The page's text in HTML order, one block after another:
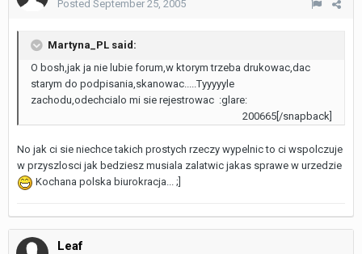
Posted September 25, 2005
Martyna_PL said:
O bosh,jak ja nie lubie forum,w ktorym trzeba drukowac,dac
starym do podpisania,skanowac.....Tyyyyyle
zachodu,odechcialo mi sie rejestrowac :glare:
200665[/snapback]
No jak ci sie niechce takich prostych rzeczy wypelnic to ci wspolczuje
w przyszlosci jak bedziesz musiala zalatwic jakas sprawe w urzedzie
Kochana polska biurokracja... ;]
Leaf